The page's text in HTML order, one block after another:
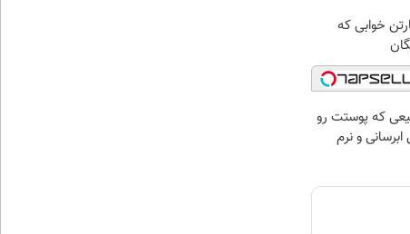
خوابی که
که پوستت رو
و نرم